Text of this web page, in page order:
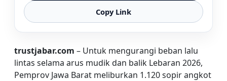
Copy Link
trustjabar.com – Untuk mengurangi beban lalu
lintas selama arus mudik dan balik Lebaran 2026,
Pemprov Jawa Barat meliburkan 1.120 sopir angkot